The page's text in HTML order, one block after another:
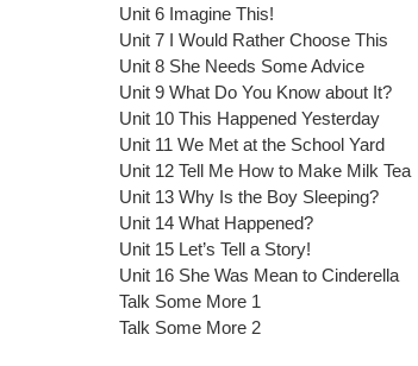
Unit 6 Imagine This!
Unit 7 I Would Rather Choose This
Unit 8 She Needs Some Advice
Unit 9 What Do You Know about It?
Unit 10 This Happened Yesterday
Unit 11 We Met at the School Yard
Unit 12 Tell Me How to Make Milk Tea
Unit 13 Why Is the Boy Sleeping?
Unit 14 What Happened?
Unit 15 Let’s Tell a Story!
Unit 16 She Was Mean to Cinderella
Talk Some More 1
Talk Some More 2